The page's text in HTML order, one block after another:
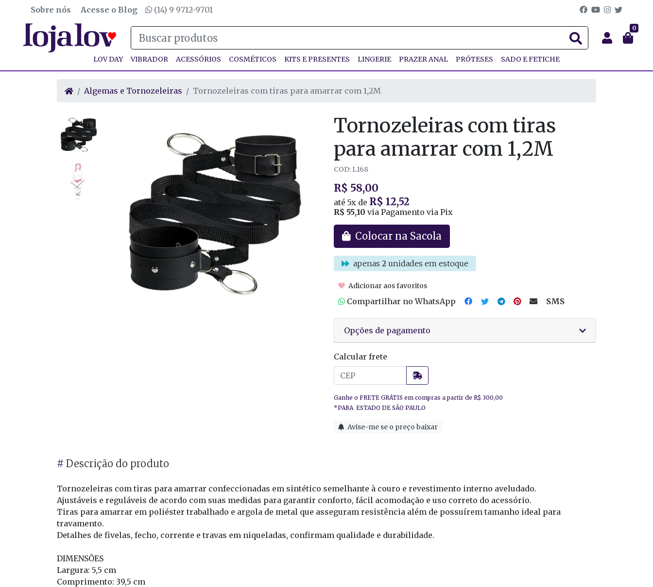
Sobre nós Acesse o Blog (14) 9 9712-9701
0
LOV DAY VIBRADOR ACESSÓRIOS COSMÉTICOS KITS E PRESENTES LINGERIE PRAZER ANAL PRÓTESES SADO E FETICHE
Algemas e Tornozeleiras Tornozeleiras com tiras para amarrar com 1,2M
Tornozeleiras com tiras
para amarrar com 1,2M
COD: L168
R$ 58,00
até 5x de R$ 12,52
R$ 55,10 via Pagamento via Pix
Colocar na Sacola
apenas 2 unidades em estoque
Adicionar aos favoritos
Compartilhar no WhatsApp SMS
Opções de pagamento
Calcular frete
Avise-me se o preço baixar
# Descrição do produto
Tornozeleiras com tiras para amarrar confeccionadas em sintético semelhante à couro e revestimento interno aveludado.
Ajustáveis e reguláveis de acordo com suas medidas para garantir conforto, fácil acomodação e uso correto do acessório.
Tiras para amarrar em poliéster trabalhado e argola de metal que asseguram resistência além de possuírem tamanho ideal para
travamento.
Detalhes de fivelas, fecho, corrente e travas em niqueladas, confirmam qualidade e durabilidade.
DIMENSÕES
Largura: 5,5 cm
Comprimento: 39,5 cm